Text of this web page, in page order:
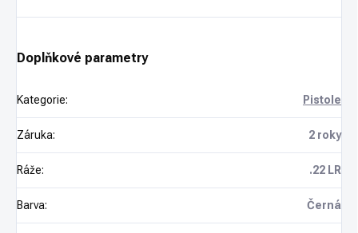
Doplňkové parametry
Kategorie: Pistole
Záruka: 2 roky
Ráže: .22 LR
Barva: Černá